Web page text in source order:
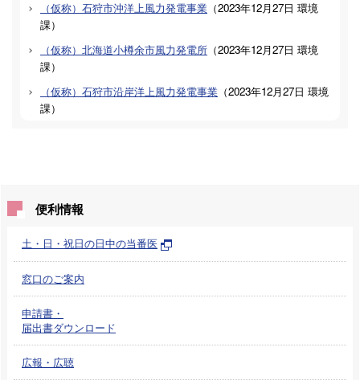
（仮称）石狩市沖洋上風力発電事業 （2023年12月27日 環境
課）
（仮称）北海道小樽余市風力発電所 （2023年12月27日 環境
課）
（仮称）石狩市沿岸洋上風力発電事業 （2023年12月27日 環境
課）
便利情報
土・日・祝日の日中の当番医
窓口のご案内
申請書・
届出書ダウンロード
広報・広聴